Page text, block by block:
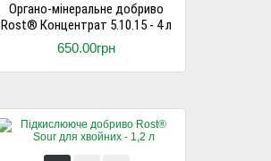
Органо-мінеральне добриво
Rost® Концентрат 5.10.15 - 4 л
650.00грн